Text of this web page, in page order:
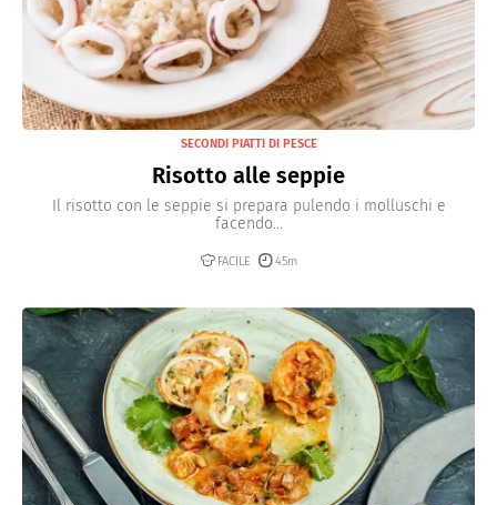
SECONDI PIATTI DI PESCE
Risotto alle seppie
Il risotto con le seppie si prepara pulendo i molluschi e
facendo...
FACILE 45m